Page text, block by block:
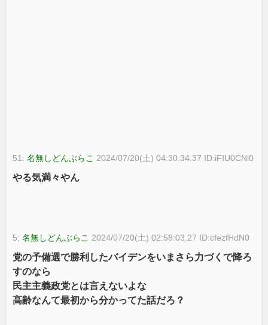
51:名無しどんぶらこ 2024/07/20(土) 04:30:34.37 ID:iFIU0CNl0
やる気満々やん
5:名無しどんぶらこ 2024/07/20(土) 02:58:03.27 ID:cfezfHdN0
党の予備選で勝利したバイデンをいまさら力づくで降ろ
すのなら
民主主義政党とは言えないよな
高齢なんて最初から分かってた話だろ？